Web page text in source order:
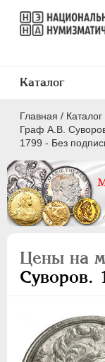
Главная /
Граф А.В.
1799 - Без
Цены на
Суворов.
Каталог
ВСЕ
ПEТР I 1699-
ПЕТР II 1727-
АННА
ЕЛИЗАВЕТА
ПЕТР III 1762-